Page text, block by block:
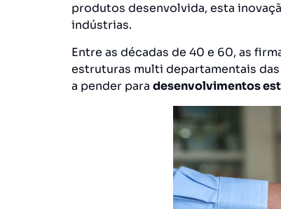
produtos desenvolvida, esta
indústrias.
Entre as décadas de 40 e 60, as
estruturas multi departamentais
a pender para desenvolvimentos